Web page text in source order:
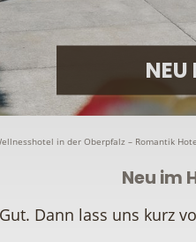
NEU
in der Oberpfalz – Romantik
Neu im
Dann lass uns kurz